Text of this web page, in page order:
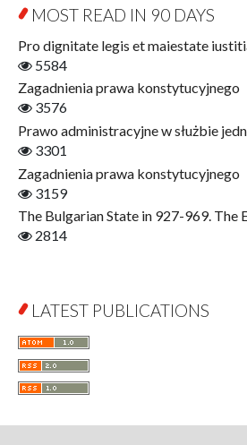
Open Access
Film! Scholars
Finance
Gerontology
Literary Interpretations
Jerzy Giedroyc and Witnesses of
Winter of Life?
Linguistics
What Is Man?
Communication and Media
A Very Short Introduction
Literary Culture of Lodz
MOST READ IN 90 DAYS
Pro dignitate legis et maiestate
5584
Zagadnienia prawa konstytucyjnego
3576
Prawo administracyjne w służbie
3301
Zagadnienia prawa konstytucyjnego
3159
The Bulgarian State in 927-969. The
2814
LATEST PUBLICATIONS